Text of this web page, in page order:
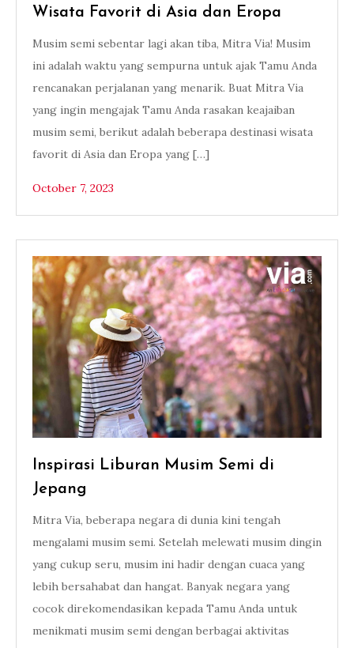
Wisata Favorit di Asia dan Eropa
Musim semi sebentar lagi akan tiba, Mitra Via! Musim
ini adalah waktu yang sempurna untuk ajak Tamu Anda
rencanakan perjalanan yang menarik. Buat Mitra Via
yang ingin mengajak Tamu Anda rasakan keajaiban
musim semi, berikut adalah beberapa destinasi wisata
favorit di Asia dan Eropa yang […]
October 7, 2023
Inspirasi Liburan Musim Semi di
Jepang
Mitra Via, beberapa negara di dunia kini tengah
mengalami musim semi. Setelah melewati musim dingin
yang cukup seru, musim ini hadir dengan cuaca yang
lebih bersahabat dan hangat. Banyak negara yang
cocok direkomendasikan kepada Tamu Anda untuk
menikmati musim semi dengan berbagai aktivitas